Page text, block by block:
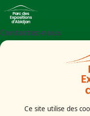
Contactez-nous
Parc des
Ce site utilise des